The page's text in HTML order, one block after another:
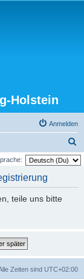
Holstein
Anmelden
u
teile uns bitte
Zeiten sind UTC+02:00